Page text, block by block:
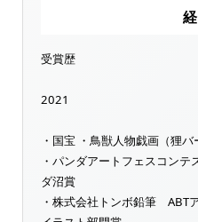
受賞歴
2021
・国宝 ・鳥獣人物戯画（狸
・パンダアートフェスコン
ダ沼賞
・株式会社トンボ鉛筆 ABT